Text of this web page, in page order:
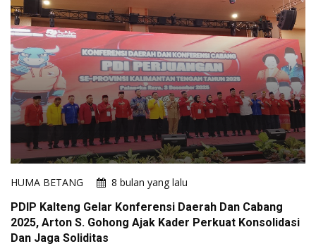
HUMA BETANG
8 bulan yang lalu
PDIP Kalteng Gelar Konferensi Daerah Dan Cabang
2025, Arton S. Gohong Ajak Kader Perkuat Konsolidasi
Dan Jaga Soliditas